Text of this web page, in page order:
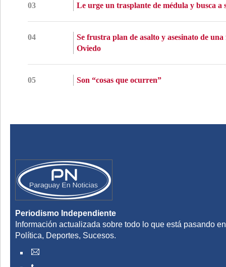
03 Le urge un trasplante de médula y busca a
04
Se frustra plan de asalto y asesinato de
Oviedo
05 Son “cosas que ocurren”
Periodismo Independiente
Información actualizada sobre todo lo que está pasando
Política, Deportes, Sucesos.